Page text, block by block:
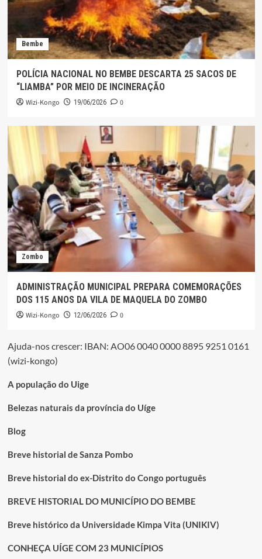
Bembe
POLÍCIA NACIONAL NO BEMBE DESCARTA 25 SACOS DE
“LIAMBA” POR MEIO DE INCINERAÇÃO
Wizi-Kongo 19/06/2026 0
Zombo
ADMINISTRAÇÃO MUNICIPAL PREPARA COMEMORAÇÕES
DOS 115 ANOS DA VILA DE MAQUELA DO ZOMBO
Wizi-Kongo 12/06/2026 0
Ajuda-nos crescer: IBAN: AO06 0040 0000 8895 9251 0161
(wizi-kongo)
A população do Uige
Belezas naturais da província do Uíge
Blog
Breve historial de Sanza Pombo
Breve historial do ex-Distrito do Congo português
BREVE HISTORIAL DO MUNICÍPIO DO BEMBE
Breve histórico da Universidade Kimpa Vita (UNIKIV)
CONHEÇA UÍGE COM 23 MUNICÍPIOS